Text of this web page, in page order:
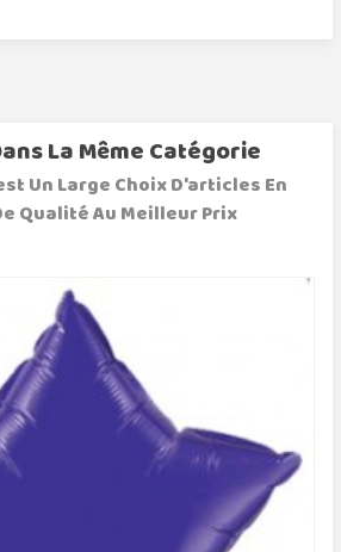
La Même Catégorie
Un Large Choix D'articles En
Qualité Au Meilleur Prix